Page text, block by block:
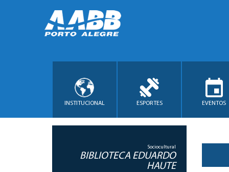
INSTITUCIONAL ESPORTES EVENTOS
Sociocultural
BIBLIOTECA EDUARDO
HAUTE